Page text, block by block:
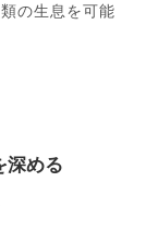
の生息を可能
深める